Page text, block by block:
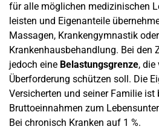
für alle möglichen medizinischen
leisten und Eigenanteile
Massagen, Krankengymnastik oder
Krankenhausbehandlung. Bei den
jedoch eine Belastungsgrenze, die
Überforderung schützen soll. Die
Versicherten und seiner Familie ist
Bruttoeinnahmen zum
Bei chronisch Kranken auf 1 %.